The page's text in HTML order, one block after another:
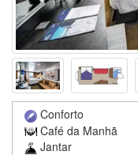
Conforto
Café da Manhã
Jantar